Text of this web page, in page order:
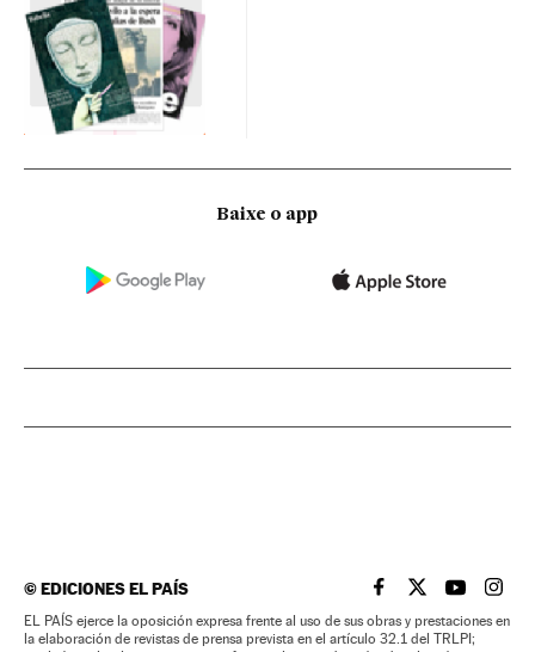
Baixe o app
©EDICIONES EL PAÍS EL PAÍS BRASIL EN
EL PAÍSEL PAÍS
EL
EL PAÍS ejerce la oposición expresa frente al uso de sus obras y prestaciones en
la elaboración de revistas de prensa prevista en el artículo 32.1 del TRLPI;